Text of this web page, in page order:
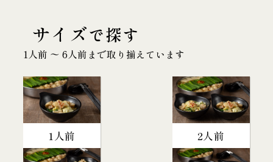
サイズで探す
1人前 〜 6人前まで取り揃えています
1人前 2人前